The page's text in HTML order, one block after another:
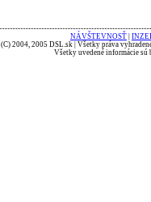
NÁVŠTEVNOSŤ
(C) 2004, 2005 DSL.sk | Všetky práva
Všetky uvedené informácie sú